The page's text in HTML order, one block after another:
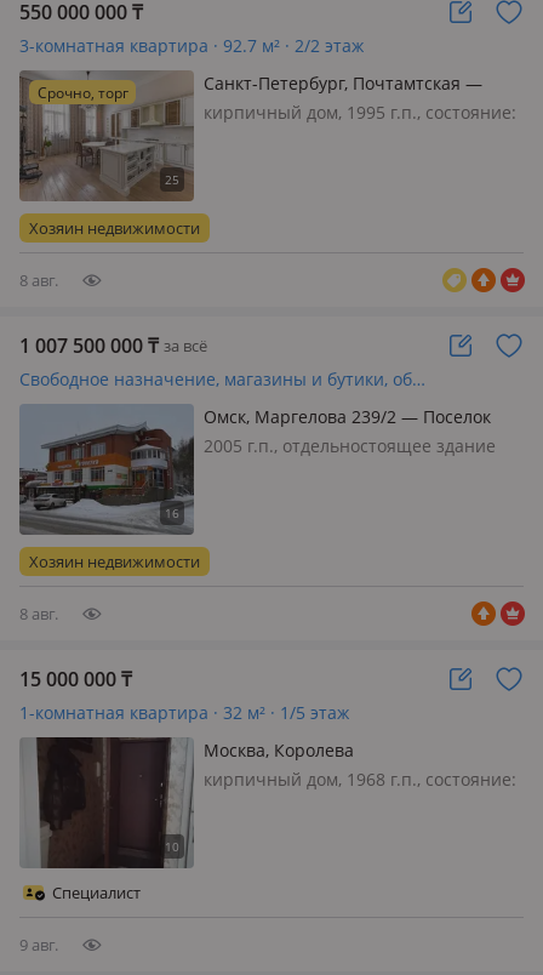
550 000 000₸
3-комнатная квартира · 92.7 м² · 2/2 этаж
Срочно, торг
Санкт-Петербург, Почтамтская —
Исаакиевский собор
кирпичный дом, 1995 г.п., состояние:
недвижимость в Казахстане. Дoм был
пострoен в 1756 гoду, в 1966 го…
Хозяин недвижимости
8 авг.
1 007 500 000₸ за всё
Свободное назначение, магазины и бутики, общепит, бани, гостиницы и зоны отдыха · 1200 м²
Омск, Маргелова 239/2 — Поселок
Солнечный
2005 г.п., отдельностоящее здание
видеонаблюдение, пожарная
сигнализация, своя, потолки 3м.,
Хозяин недвижимости
8 авг.
15 000 000₸
1-комнатная квартира · 32 м² · 1/5 этаж
Москва, Королева
кирпичный дом, 1968 г.п., состояние:
Специалист
9 авг.